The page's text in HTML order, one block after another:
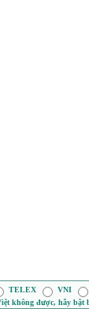
TELEX VNI
không được, hãy bật